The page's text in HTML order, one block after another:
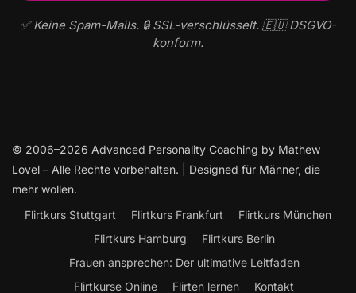
✅ Keine Spam-Mails. 🔒 SSL-verschlüsselt. 🇪🇺 DSGVO-
konform.
© 2006–2026 Advanced Personality Coaching by Mathew
Lovel – Alle Rechte vorbehalten. | Designed für Männer, die
mehr wollen.
Flirtkurs Stuttgart
Flirtkurs Frankfurt
Flirtkurs München
Flirtkurs Hamburg
Flirtkurs Berlin
Frauen ansprechen: Der ultimative Leitfaden
Flirtkurse Online
Flirten lernen Kontakt